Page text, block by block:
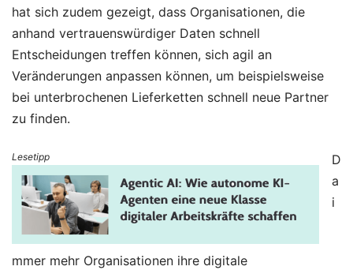
hat sich zudem gezeigt, dass Organisationen, die
anhand vertrauenswürdiger Daten schnell
Entscheidungen treffen können, sich agil an
Veränderungen anpassen können, um beispielsweise
bei unterbrochenen Lieferketten schnell neue Partner
zu finden.
Lesetipp
D
a
i
mmer mehr Organisationen ihre digitale